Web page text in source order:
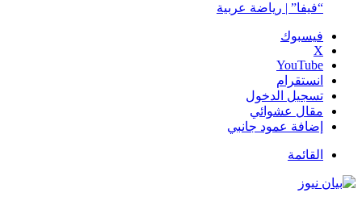
“فيفا” | رياضة عربية
فيسبوك
‫X
‫YouTube
انستقرام
تسجيل الدخول
مقال عشوائي
إضافة عمود جانبي
القائمة